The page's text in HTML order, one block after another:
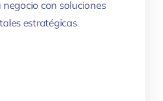
negocio con soluciones
estratégicas